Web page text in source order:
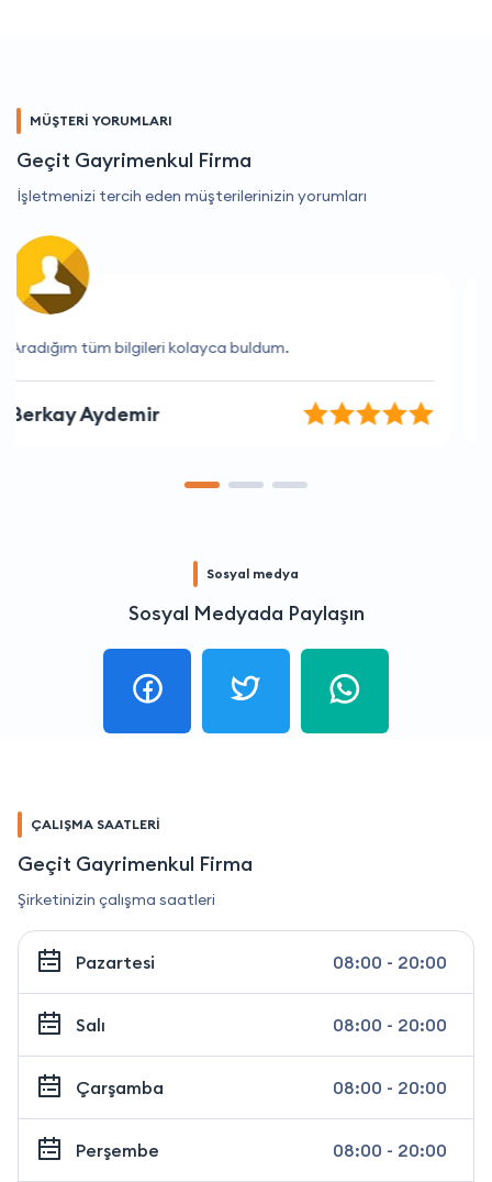
MÜŞTERİ YORUMLARI
Geçit Gayrimenkul Firma
İşletmenizi tercih eden müşterilerinizin yorumları
Kaliteli hizmetleri için teşekkür ederim
Merve Kaya
Sosyal medya
Sosyal Medyada Paylaşın
ÇALIŞMA SAATLERİ
Geçit Gayrimenkul Firma
Şirketinizin çalışma saatleri
Pazartesi 08:00 - 20:00
Salı 08:00 - 20:00
Çarşamba 08:00 - 20:00
Perşembe 08:00 - 20:00